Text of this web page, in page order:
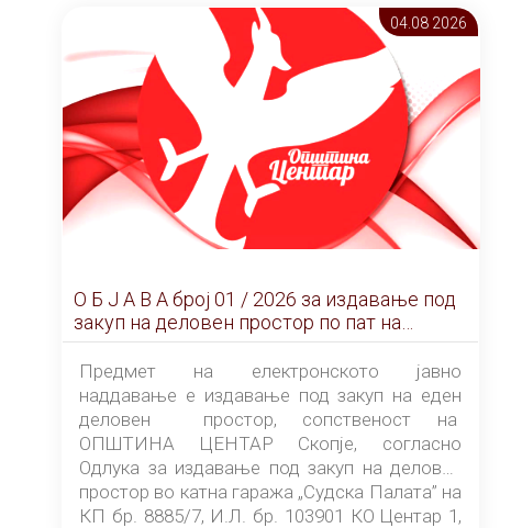
04.08 2026
О Б Ј А В А брoj 01 / 2026 за издавање под
закуп на деловен простор по пат на
ЕЛЕКТРОНСКО ЈАВНО НАДДАВАЊЕ
Предмет на електронското јавно
наддавање е издавање под закуп на еден
деловен простор, сопственост на
ОПШТИНА ЦЕНТАР Скопје, согласно
Одлука за издавање под закуп на деловен
простор во катна гаража „Судска Палата” на
КП бр. 8885/7, И.Л. бр. 103901 КО Центар 1,